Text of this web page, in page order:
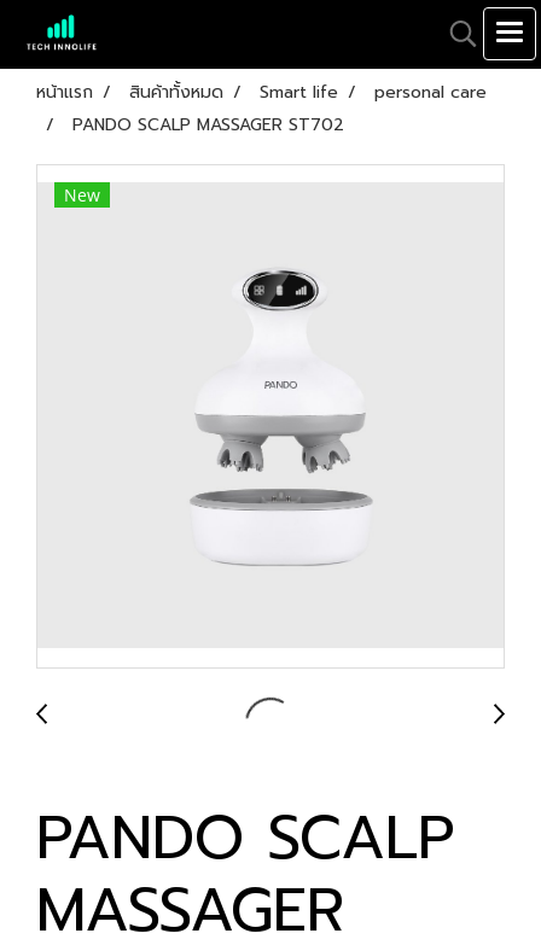
หน้าแรก สินค้าทั้งหมด Smart life
personal care
PANDO SCALP MASSAGER ST702
New
PANDO SCALP
MASSAGER